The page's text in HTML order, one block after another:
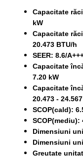
Capacitate
kW
Capacitate
20.473 BTU/h
SEER: 8.6/
Capacitate
7.20 kW
Capacitate
20.473 -
SCOP(cald):
SCOP(mediu):
Dimensiuni
Dimensiuni
Greutate